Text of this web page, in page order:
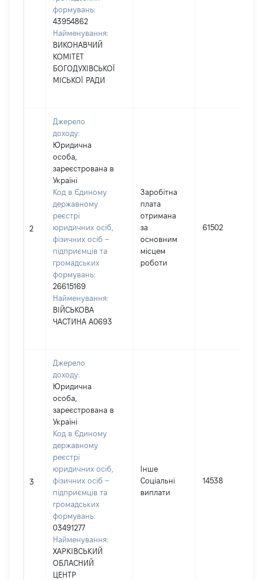
формувань:
43954862
Найменування:
ВИКОНАВЧИЙ
КОМІТЕТ
БОГОДУХІВСЬКОЇ
МІСЬКОЇ РАДИ
2
Джерело
доходу:
Юридична
особа,
зареєстрована в
Україні
Код в Єдиному
державному
реєстрі
юридичних осіб,
фізичних осіб –
підприємців та
громадських
формувань:
26615169
Найменування:
ВІЙСЬКОВА
ЧАСТИНА А0693
Заробітна
плата
отримана
за
основним
місцем
роботи
61502
3
Джерело
доходу:
Юридична
особа,
зареєстрована в
Україні
Код в Єдиному
державному
реєстрі
юридичних осіб,
фізичних осіб –
підприємців та
громадських
формувань:
03491277
Найменування:
ХАРКІВСЬКИЙ
ОБЛАСНИЙ
ЦЕНТР
Інше
Соціальні
виплати
14538